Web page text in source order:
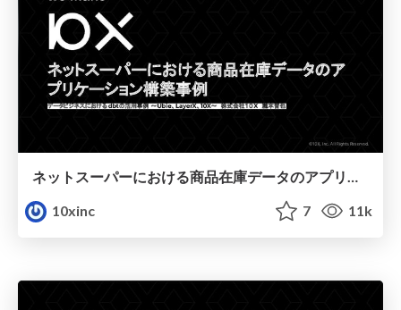
ネットスーパーにおける商品在庫データのアプリケーション構築事例
10xinc
7 11k